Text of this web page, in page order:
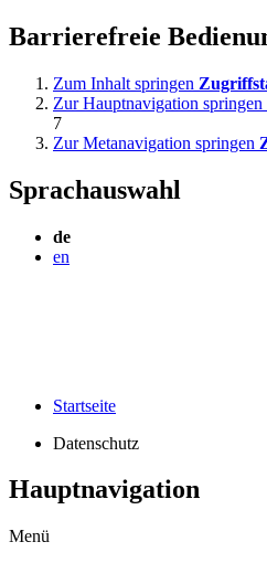
Barrierefreie
Zum Inhalt springen
Zur Hauptnavigation springen
7
Zur Metanavigation springen
Sprachauswahl
de
en
Startseite
Datenschutz
Hauptnavigation
Menü